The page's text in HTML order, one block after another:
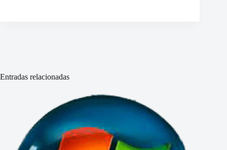
Entradas relacionadas